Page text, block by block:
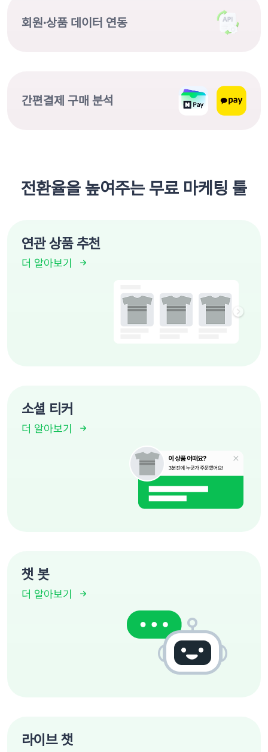
회원·상품 데이터 연동
간편결제 구매 분석
전환율을 높여주는 무료 마케팅 툴
연관 상품 추천
더 알아보기
소셜 티커
더 알아보기
챗 봇
더 알아보기
라이브 챗